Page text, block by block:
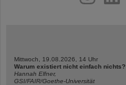
Mittwoch, 19.08.2026, 14 Uhr
Warum existiert nicht einfach nichts?
Hannah Elfner,
GSI/FAIR/Goethe-Universität